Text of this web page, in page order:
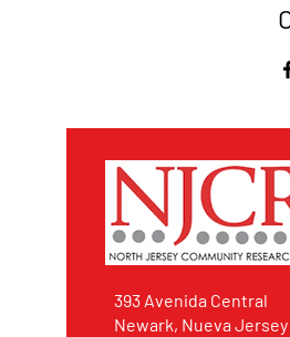
393 Avenida Central
Newark, Nueva Jersey